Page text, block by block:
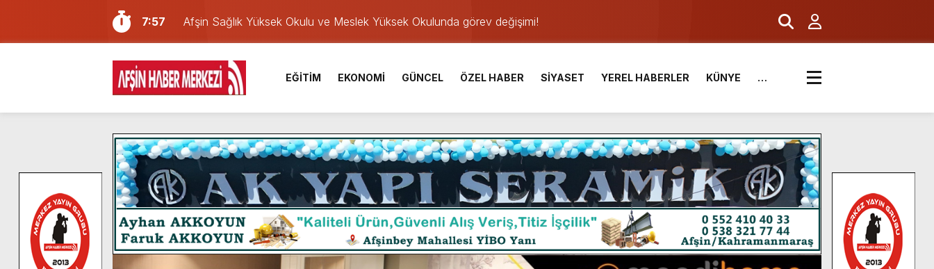
7:57
Afşin Sağlık Yüksek Okulu ve Meslek Yüksek Okulunda görev değişimi!
6:31
Onikişubat Belediyesi’nin Üniversite Hazırlık Kursu başvurularında son gün 7 Ağustos.
16:10
Uluslararası Bisiklet Yarışması’nda En Zorlu Etap Tamamlandı.
13:27
NOTER ONAYLI TYP LİSTESİ YAYINLANDI.
11:22
KAFUM Fuar Alanı Bulut ve Yavuz’un Ezgileriyle Şenlendi.
8:06
Afşinli bir hemşehrimizin de olduğu Filistin Konvoyu, güçlenerek ilerliyor.
14:05
Madrigal, Perşembe Günü KAFUM’da Sahne Alacak.
7:39
KEDİNİZ Mİ VAR?
7:27
Cumhurbaşkanı Erdoğan, Ayser Çalık Ortaokulu Şehitlerinin Aileleriyle Bir Araya Geldi.
8:58
GÖZYAŞI RAHMETTİR
EĞİTİM EKONOMİ GÜNCEL ÖZEL HABER SİYASET YEREL HABERLER KÜNYE …